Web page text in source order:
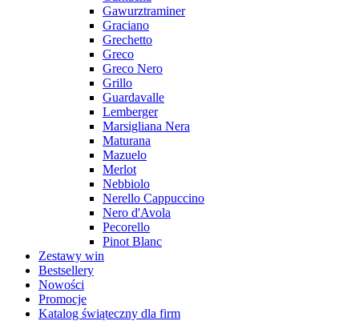
Gawurztraminer
Graciano
Grechetto
Greco
Greco Nero
Grillo
Guardavalle
Lemberger
Marsigliana Nera
Maturana
Mazuelo
Merlot
Nebbiolo
Nerello Cappuccino
Nero d'Avola
Pecorello
Pinot Blanc
Zestawy win
Bestsellery
Nowości
Promocje
Katalog świąteczny dla firm